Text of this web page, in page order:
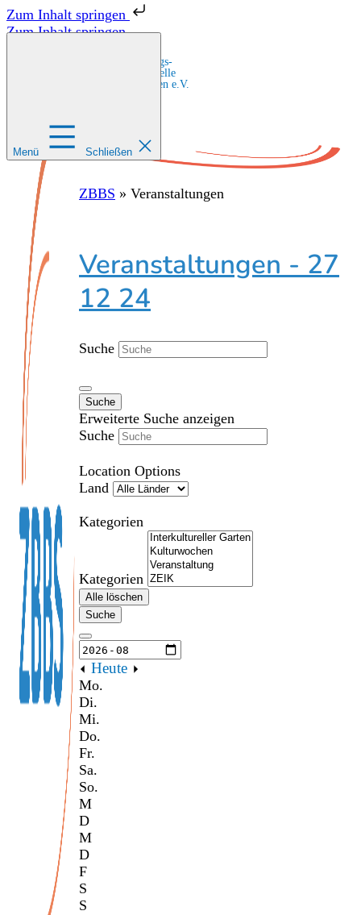
Zum Inhalt springen
Zum Inhalt springen
Zentrale Bildungs-
und Beratungsstelle
für Migrant:innen e.V.
Menü Schließen
ZBBS » Veranstaltungen
Veranstaltungen - 27
12 24
Suche
Suche
Erweiterte Suche anzeigen
Suche
Location Options
Land
Kategorien
Kategorien
Alle löschen
Suche
Heute
Mo.
Di.
Mi.
Do.
Fr.
Sa.
So.
M
D
M
D
F
S
S